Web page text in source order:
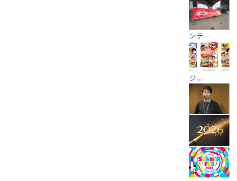
ンテ...
ジ...